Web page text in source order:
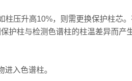
压升高10%，则需更换保护柱芯。
护柱与检测色谱柱的柱温差异而产
入色谱柱。